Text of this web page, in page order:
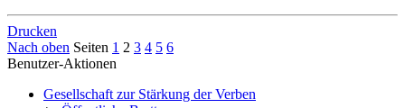
Drucken
Nach oben Seiten 1 2 3 4 5 6
Benutzer-Aktionen
Gesellschaft zur Stärkung der Verben